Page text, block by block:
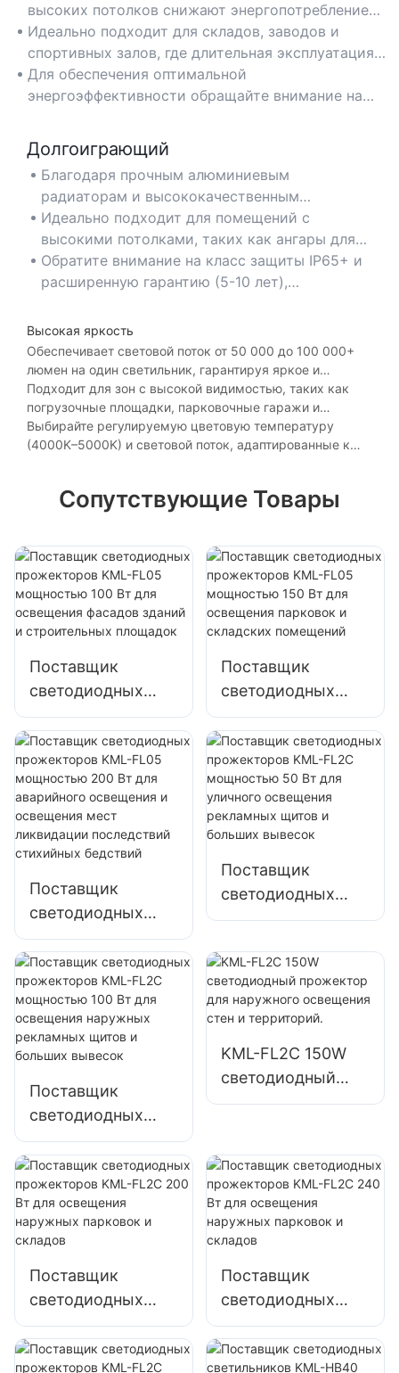
высоких потолков снижают энергопотребление
до 70% по сравнению с традиционным
освещением, уменьшая затраты на
электроэнергию в промышленных и
коммерческих помещениях.
Идеально подходит для складов, заводов и
спортивных залов, где длительная эксплуатация
требует экономичных и экологичных решений в
области освещения.
Для обеспечения оптимальной
энергоэффективности обращайте внимание на
люмен на ватт (150+ лм/Вт).
Долгоиграющий
Благодаря прочным алюминиевым
радиаторам и высококачественным
светодиодам, эти светильники служат более
50 000 часов, сводя к минимуму
необходимость технического обслуживания
и замены.
Идеально подходит для помещений с
высокими потолками, таких как ангары для
самолетов или торговые склады, где доступ
затруднен.
Обратите внимание на класс защиты IP65+ и
расширенную гарантию (5-10 лет),
условиях эксплуатации.
Высокая яркость
Обеспечивает световой поток от 50 000 до 100 000+
люмен на один светильник, гарантируя яркое и
равномерное освещение больших помещений, таких
как спортивные арены или производственные цеха.
Подходит для зон с высокой видимостью, таких как
погрузочные площадки, парковочные гаражи и
крупные торговые комплексы.
Выбирайте регулируемую цветовую температуру
(4000K–5000K) и световой поток, адаптированные к
Сопутствующие Товары
Поставщик
светодиодных
прожекторов
KML-FL05
мощностью 100
Вт для освещения
фасадов зданий и
строительных
площадок
Поставщик
светодиодных
прожекторов
KML-FL05
мощностью 150
Вт для освещения
парковок и
складских
помещений
Поставщик
светодиодных
прожекторов
KML-FL05
мощностью 200
Вт для аварийного
освещения и
освещения мест
ликвидации
последствий
стихийных
бедствий
Поставщик
светодиодных
прожекторов
мощностью 50 Вт
для уличного
освещения
и больших
вывесок
Поставщик
светодиодных
прожекторов
KML-FL2C
мощностью 100
Вт для освещения
наружных
и больших
вывесок
KML-FL2C 150W
светодиодный
прожектор для
освещения стен и
территорий.
Поставщик
светодиодных
прожекторов
KML-FL2C 200 Вт
Поставщик
светодиодных
прожекторов
KML-FL2C 240 Вт